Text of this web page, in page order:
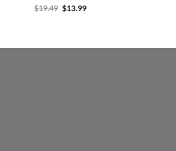
$19.49 Original
$13.99Current